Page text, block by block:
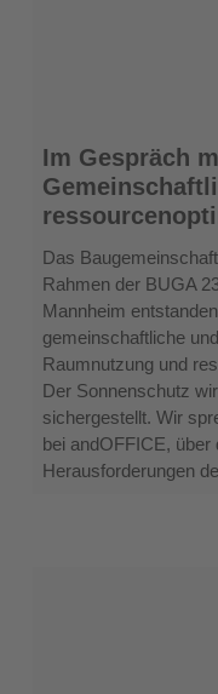
Im
Gespräch
mit
Thorsten
Blatter:
Gemeinschaftlich
und
ressourcenoptimiert
Im Gespräch
Das
Rahmen der BUGA
Mannheim
gemeinschaftliche
Raumnutzung und
Der Sonnenschutz
sichergestellt. Wir
bei andOFFICE, über
Herausforderungen